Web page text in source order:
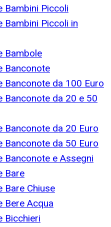
Bambini Piccoli
Bambini Piccoli in
Bambole
Banconote
Banconote da 100 Euro
Banconote da 20 e 50
Banconote da 20 Euro
Banconote da 50 Euro
Banconote e Assegni
Bare
Bare Chiuse
Bere Acqua
Bicchieri